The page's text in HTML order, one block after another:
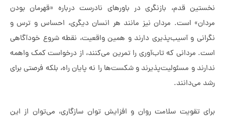
قدم، بازنگری در باورهای نادرست درباره «قهرمان بودن
است. مردان نیز مانند هر انسان دیگری، احساس و ترس و
و آسیب‌پذیری دارند و همین واقعیت، نقطه شروع خودآگاهی
که تاب‌آوری را تمرین می‌کنند، از درخواست کمک واهمه
مسئولیت‌پذیرند و شکست‌ها را نه پایان راه، بلکه فرصتی برای
سلامت روان و افزایش توان سازگاری، می‌توان از این